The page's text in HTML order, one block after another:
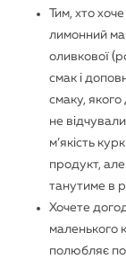
Тим, хто
лимонний
оливкової
смак і
смаку,
не
м’якість
продукт,
танутиме в
Хочете
маленького
полюбляє